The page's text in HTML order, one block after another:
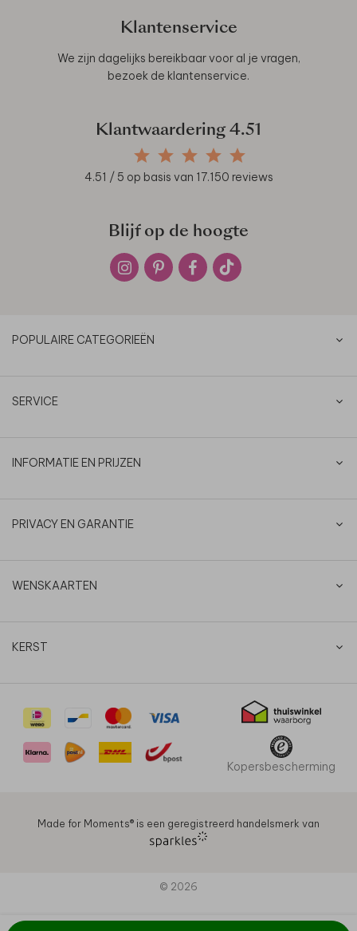
Klantenservice
We zijn dagelijks bereikbaar voor al je vragen,
bezoek de klantenservice.
Klantwaardering 4.51
4.51 / 5 op basis van 17.150 reviews
Blijf op de hoogte
POPULAIRE CATEGORIEËN
SERVICE
INFORMATIE EN PRIJZEN
PRIVACY EN GARANTIE
WENSKAARTEN
KERST
Kopersbescherming
Made for Moments®️ is een geregistreerd handelsmerk van
© 2026